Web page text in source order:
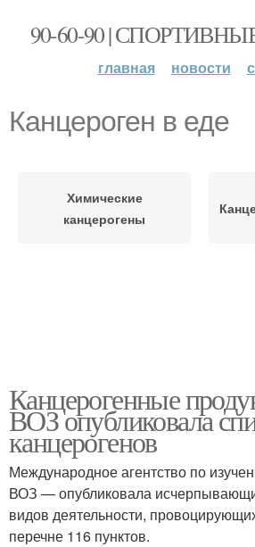
90-60-90 |
главная новости
Канцероген в еде
Химические
канцерогены
Канцерогенные
ВОЗ опубликовала
канцерогенов
Международное агентство по
ВОЗ — опубликовала
видов деятельности,
перечне 116 пунктов.